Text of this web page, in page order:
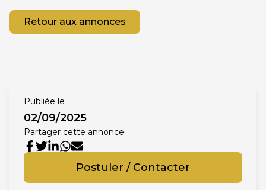
Retour aux annonces
Publiée le
02/09/2025
Partager cette annonce
Postuler / Contacter